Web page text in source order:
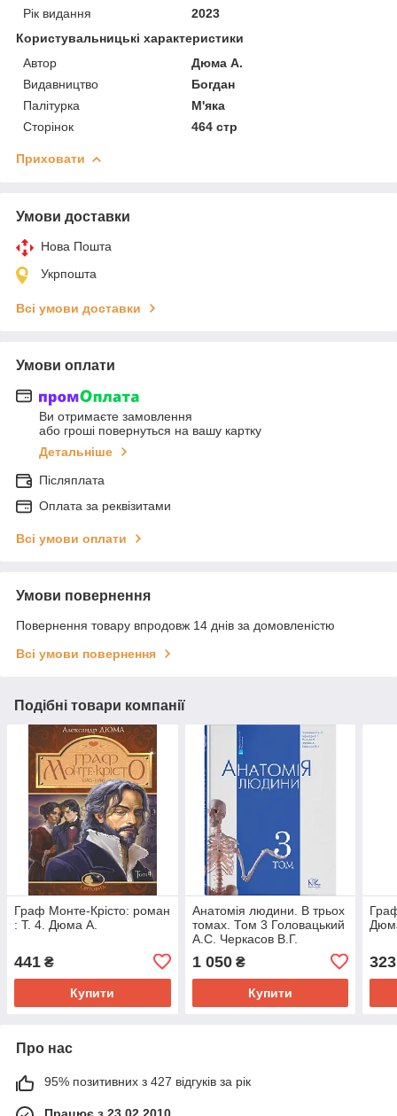
Рік видання
2023
Користувальницькі характеристики
Автор
Дюма А.
Видавництво
Богдан
Палітурка
М'яка
Сторінок
464 стр
Приховати
Умови доставки
Нова Пошта
Укрпошта
Всі умови доставки
Умови оплати
Ви отримаєте замовлення
або гроші повернуться на вашу картку
Детальніше
Післяплата
Оплата за реквізитами
Всі умови оплати
Умови повернення
Повернення товару впродовж 14 днів за домовленістю
Всі умови повернення
Подібні товари компанії
Граф Монте-Крісто: роман
: Т. 4. Дюма А.
441 ₴
Купити
Анатомія людини. В трьох
томах. Том 3 Головацький
А.С. Черкасов В.Г.
1 050₴
Купити
323
Про нас
95% позитивних з 427 відгуків за рік